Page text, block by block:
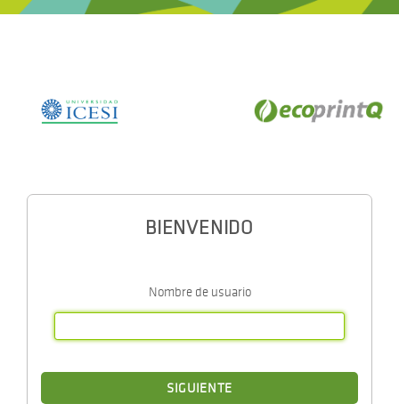
BIENVENIDO
Nombre de usuario
SIGUIENTE